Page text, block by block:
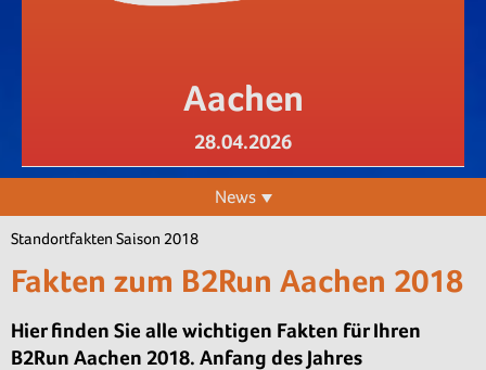
Aachen
28.04.2026
News
Standortfakten Saison 2018
Fakten zum B2Run Aachen 2018
Hier finden Sie alle wichtigen Fakten für Ihren
B2Run Aachen 2018. Anfang des Jahres